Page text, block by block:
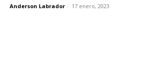
Anderson Labrador - 17 enero, 2023